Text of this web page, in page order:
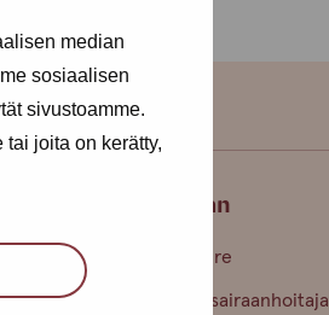
median
sosiaalisen
sivustoamme.
joita on kerätty,
Jaana Häggman
Toimipiste: Tampere
Yksikön vastaava, sairaanhoitaja